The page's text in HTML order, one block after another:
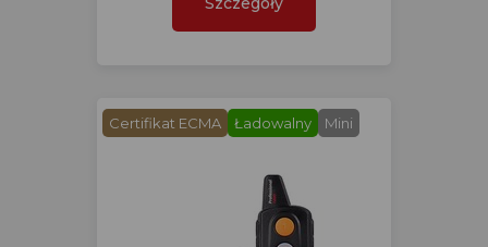
Certifikat ECMA Ładowalny Mini